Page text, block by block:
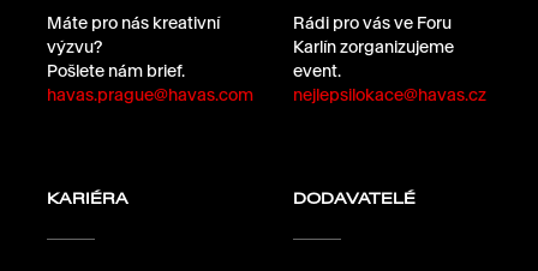
Máte pro nás kreativní
výzvu?
Pošlete nám brief.
havas.prague@havas.com
Rádi pro vás ve Foru
Karlín zorganizujeme
event.
nejlepsilokace@havas.cz
KARIÉRA DODAVATELÉ